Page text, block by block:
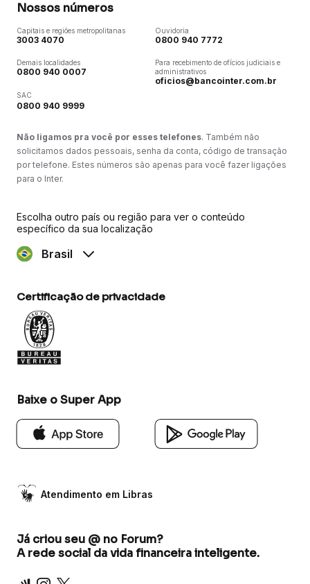
Nossos números
Capitais e regiões metropolitanas
3003 4070
Demais localidades
0800 940 0007
SAC
0800 940 9999
Ouvidoria
0800 940 7772
Para recebimento de ofícios judiciais e
administrativos
oficios@bancointer.com.br
Não ligamos pra você por esses telefones. Também não
solicitamos dados pessoais, senha da conta, código de transação
por telefone. Estes números são apenas para você fazer ligações
para o Inter.
Escolha outro país ou região para ver o conteúdo
específico da sua localização
Brasil
Certificação de privacidade
Baixe o Super App
Atendimento em Libras
Já criou seu @ no Forum?
A rede social da vida financeira inteligente.
Inter Instagram
X